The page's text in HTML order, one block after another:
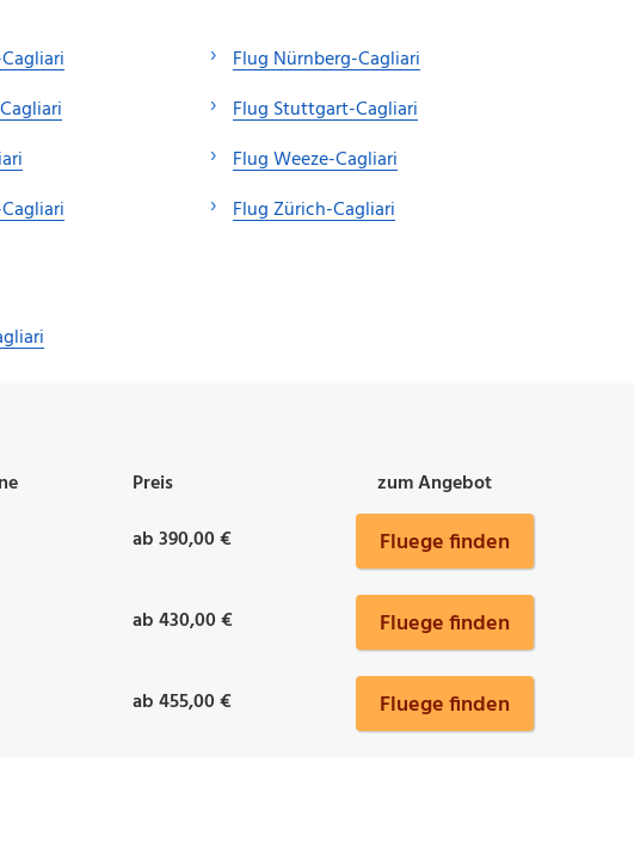
Flug Nürnberg-Cagliari
Flug Stuttgart-Cagliari
Flug Weeze-Cagliari
Flug Zürich-Cagliari
Preis
zum Angebot
ab 390,00 € Fluege finden
ab 430,00 € Fluege finden
ab 455,00 € Fluege finden